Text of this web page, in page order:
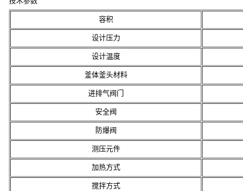
容积
设计压力
设计温度
釜体釜头材料
进排气阀门
安全阀
防爆阀
测压元件
加热方式
搅拌方式